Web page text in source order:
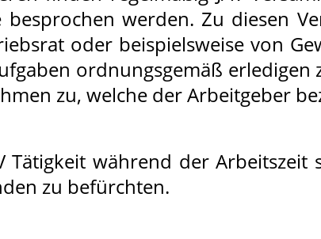
werden. Zu diesen
oder beispielsweise von
ordnungsgemäß erledigen
zu, welche der Arbeitgeber
Tätigkeit während der Arbeitszeit
zu befürchten.